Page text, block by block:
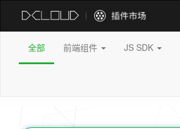
全部 前端组件 JS SDK